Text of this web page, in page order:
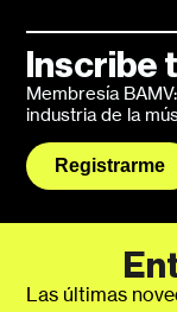
Inscribe
Membresía
industria de la
Registrarme
Las últimas